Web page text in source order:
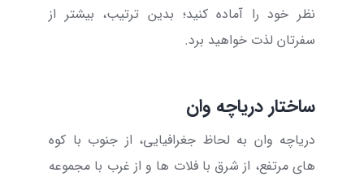
نظر خود را آماده کنید؛ بدین ترتیب، بیشتر از
سفرتان لذت خواهید برد.
ساختار دریاچه وان
دریاچه وان به لحاظ جغرافیایی، از جنوب با کوه
های مرتفع، از شرق با فلات ها و از غرب با مجموعه